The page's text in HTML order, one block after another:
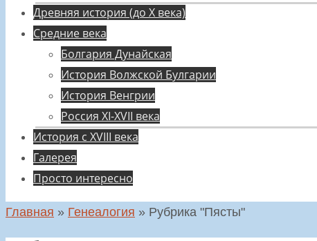
Древняя история (до X века)
Средние века
Болгария Дунайская
История Волжской Булгарии
История Венгрии
Россия XI-XVII века
История с XVIII века
Галерея
Просто интересно
Главная » Генеалогия » Рубрика "Пясты"